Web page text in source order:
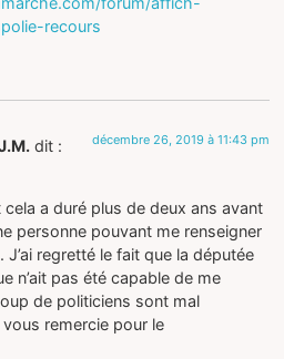
recours
dit : décembre 26, 2019 à 11:43 pm
cela a duré plus de deux ans avant
personne pouvant me renseigner
J’ai regretté le fait que la députée
n’ait pas été capable de me
de politiciens sont mal
remercie pour le